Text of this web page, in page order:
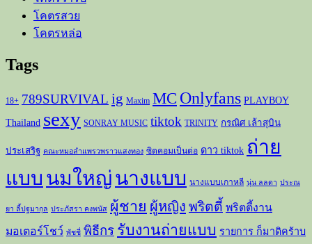
โคตรสวย
โคตรหล่อ
Tags
18+ 789SURVIVAL ig Maxim MC Onlyfans PLAYBOY
Thailand sexy SONRAY MUSIC tiktok TRINITY กรณิศ เล้าสุบิน
ประเสริฐ คณะหมอลำแพรวพราวแสงทอง ซิตคอมเป็นต่อ ดาว tiktok ถ่าย
แบบ นมใหญ่นางแบบ นางแบบเกาหลี นุ่น ลลดา ประณ
ยา ลี้ปฐมากุล ประภัสรา คงพนัส ผู้ชาย ผู้หญิง พริตตี้ พริตตี้งาน
มอเตอร์โชว์ พัชชี่ พิธีกร รับงานถ่ายแบบ รายการ ก็มาดิคร้าบ